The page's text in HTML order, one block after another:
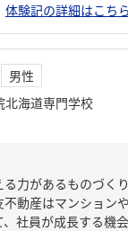
体験記の詳細はこちら
男性
北海道専門学校
力があるものづく
動産はマンション
社員が成長する機